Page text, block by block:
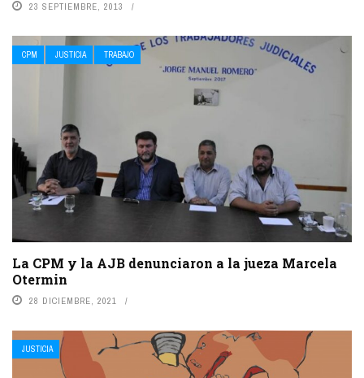
23 SEPTIEMBRE, 2013
CPM JUSTICIA TRABAJO
La CPM y la AJB denunciaron a la jueza Marcela
Otermin
28 DICIEMBRE, 2021
JUSTICIA